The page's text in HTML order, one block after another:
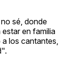
sé, donde
estar en familia
los cantantes,